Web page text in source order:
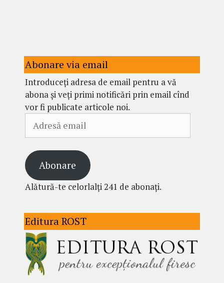
Abonare via email
Introduceți adresa de email pentru a vă
abona și veți primi notificări prin email cînd
vor fi publicate articole noi.
email
Abonare
Alătură-te celorlalți 241 de abonați.
Editura ROST